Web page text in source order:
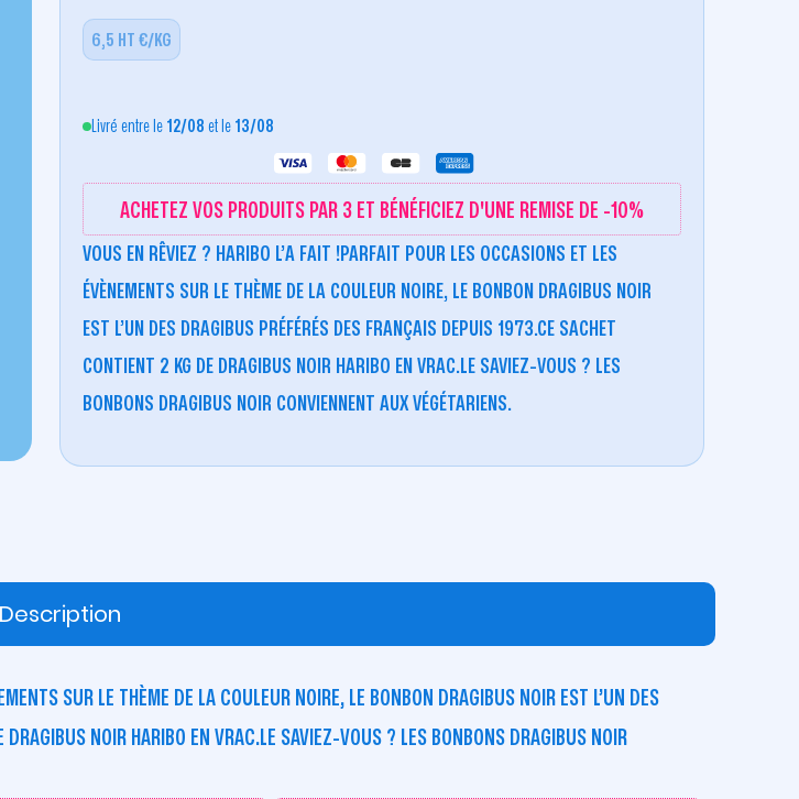
6,5 HT €/KG
Livré entre le 12/08 et le 13/08
ACHETEZ VOS PRODUITS PAR 3 ET BÉNÉFICIEZ D'UNE REMISE DE -10%
VOUS EN RÊVIEZ ? HARIBO L’A FAIT !PARFAIT POUR LES OCCASIONS ET LES
ÉVÈNEMENTS SUR LE THÈME DE LA COULEUR NOIRE, LE BONBON DRAGIBUS NOIR
EST L’UN DES DRAGIBUS PRÉFÉRÉS DES FRANÇAIS DEPUIS 1973.CE SACHET
CONTIENT 2 KG DE DRAGIBUS NOIR HARIBO EN VRAC.LE SAVIEZ-VOUS ? LES
BONBONS DRAGIBUS NOIR CONVIENNENT AUX VÉGÉTARIENS.
Description
SUR LE THÈME DE LA COULEUR NOIRE, LE BONBON DRAGIBUS NOIR EST L’UN DES
NOIR HARIBO EN VRAC.LE SAVIEZ-VOUS ? LES BONBONS DRAGIBUS NOIR